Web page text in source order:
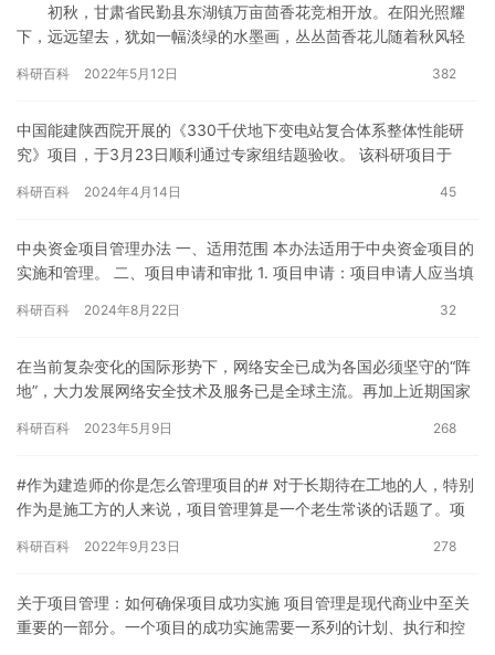
初秋，甘肃省民勤县东湖镇万亩茴香花竞相开放。在阳光照耀
下，远远望去，犹如一幅淡绿的水墨画，丛丛茴香花儿随着秋风轻
&…
科研百科 2022年5月12日 382
中国能建陕西院开展的《330千伏地下变电站复合体系整体性能研
究》项目，于3月23日顺利通过专家组结题验收。 该科研项目于
科研百科 2024年4月14日 45
中央资金项目管理办法 一、适用范围 本办法适用于中央资金项目的
实施和管理。 二、项目申请和审批 1. 项目申请：项目申请人应当填
科研百科 2024年8月22日 32
在当前复杂变化的国际形势下，网络安全已成为各国必须坚守的“阵
地”，大力发展网络安全技术及服务已是全球主流。再加上近期国家
由…
科研百科 2023年5月9日 268
#作为建造师的你是怎么管理项目的# 对于长期待在工地的人，特别
作为是施工方的人来说，项目管理算是一个老生常谈的话题了。项
详…
科研百科 2022年9月23日 278
关于项目管理：如何确保项目成功实施 项目管理是现代商业中至关
重要的一部分。一个项目的成功实施需要一系列的计划、执行和控